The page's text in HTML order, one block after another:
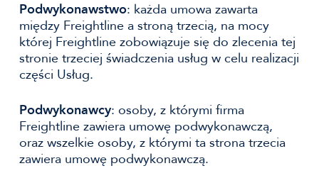
Podwykonawstwo: każda umowa zawarta
między Freightline a stroną trzecią, na mocy
której Freightline zobowiązuje się do zlecenia tej
stronie trzeciej świadczenia usług w celu realizacji
części Usług.
Podwykonawcy: osoby, z którymi firma
Freightline zawiera umowę podwykonawczą,
oraz wszelkie osoby, z którymi ta strona trzecia
zawiera umowę podwykonawczą.